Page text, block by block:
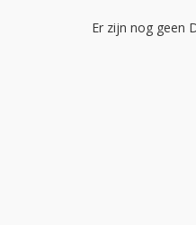
Er zijn nog geen